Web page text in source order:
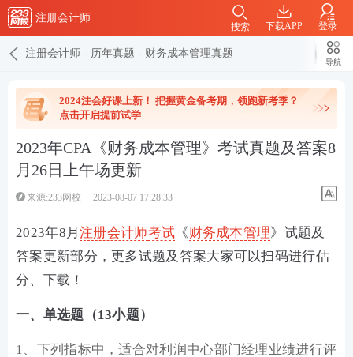
注册会计师
下载APP 登录
搜索
注册会计师 - 历年真题 - 财务成本管理真题
导航
2024注会好课上新！ 把握黄金备考期，领跑新考季？
点击开启提前试学
2023年CPA《财务成本管理》考试真题及答案8
月26日上午场更新
来源:233网校 2023-08-07 17:28:33
2023年8月注册会计师考试 《财务成本管理》试题及
答案更新部分，更多试题及答案大家可以扫码进行估
分、下载！
一、单选题（13小题）
1、下列指标中，适合对利润中心部门经理业绩进行评